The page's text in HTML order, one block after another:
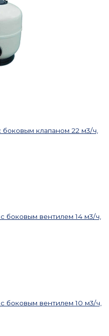
клапаном 22 м3/ч,
боковым вентилем 14 м3/ч,
боковым вентилем 10 м3/ч,